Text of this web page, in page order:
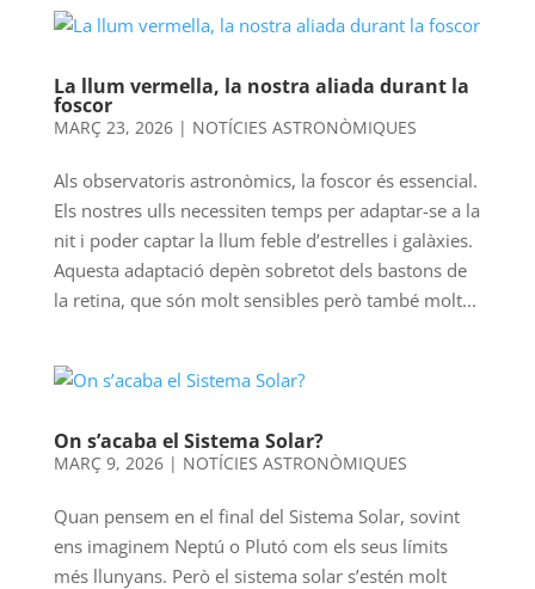
La llum vermella, la nostra aliada durant la
foscor
MARÇ 23, 2026| NOTÍCIES ASTRONÒMIQUES
Als observatoris astronòmics, la foscor és essencial.
Els nostres ulls necessiten temps per adaptar-se a la
nit i poder captar la llum feble d’estrelles i galàxies.
Aquesta adaptació depèn sobretot dels bastons de
la retina, que són molt sensibles però també molt...
On s’acaba el Sistema Solar?
MARÇ 9, 2026| NOTÍCIES ASTRONÒMIQUES
Quan pensem en el final del Sistema Solar, sovint
ens imaginem Neptú o Plutó com els seus límits
més llunyans. Però el sistema solar s’estén molt